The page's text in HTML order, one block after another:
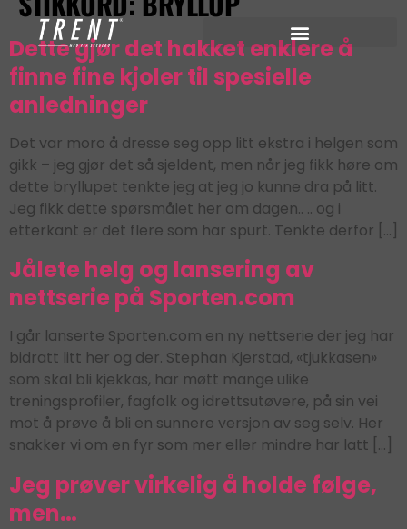
Dette gjør det hakket enklere å
finne fine kjoler til spesielle
anledninger
Det var moro å dresse seg opp litt ekstra i helgen som
gikk – jeg gjør det så sjeldent, men når jeg fikk høre om
dette bryllupet tenkte jeg at jeg jo kunne dra på litt.
Jeg fikk dette spørsmålet her om dagen.. .. og i
etterkant er det flere som har spurt. Tenkte derfor […]
Jålete helg og lansering av
nettserie på Sporten.com
I går lanserte Sporten.com en ny nettserie der jeg har
bidratt litt her og der. Stephan Kjerstad, «tjukkasen»
som skal bli kjekkas, har møtt mange ulike
treningsprofiler, fagfolk og idrettsutøvere, på sin vei
mot å prøve å bli en sunnere versjon av seg selv. Her
snakker vi om en fyr som mer eller mindre har latt […]
Jeg prøver virkelig å holde følge,
men…